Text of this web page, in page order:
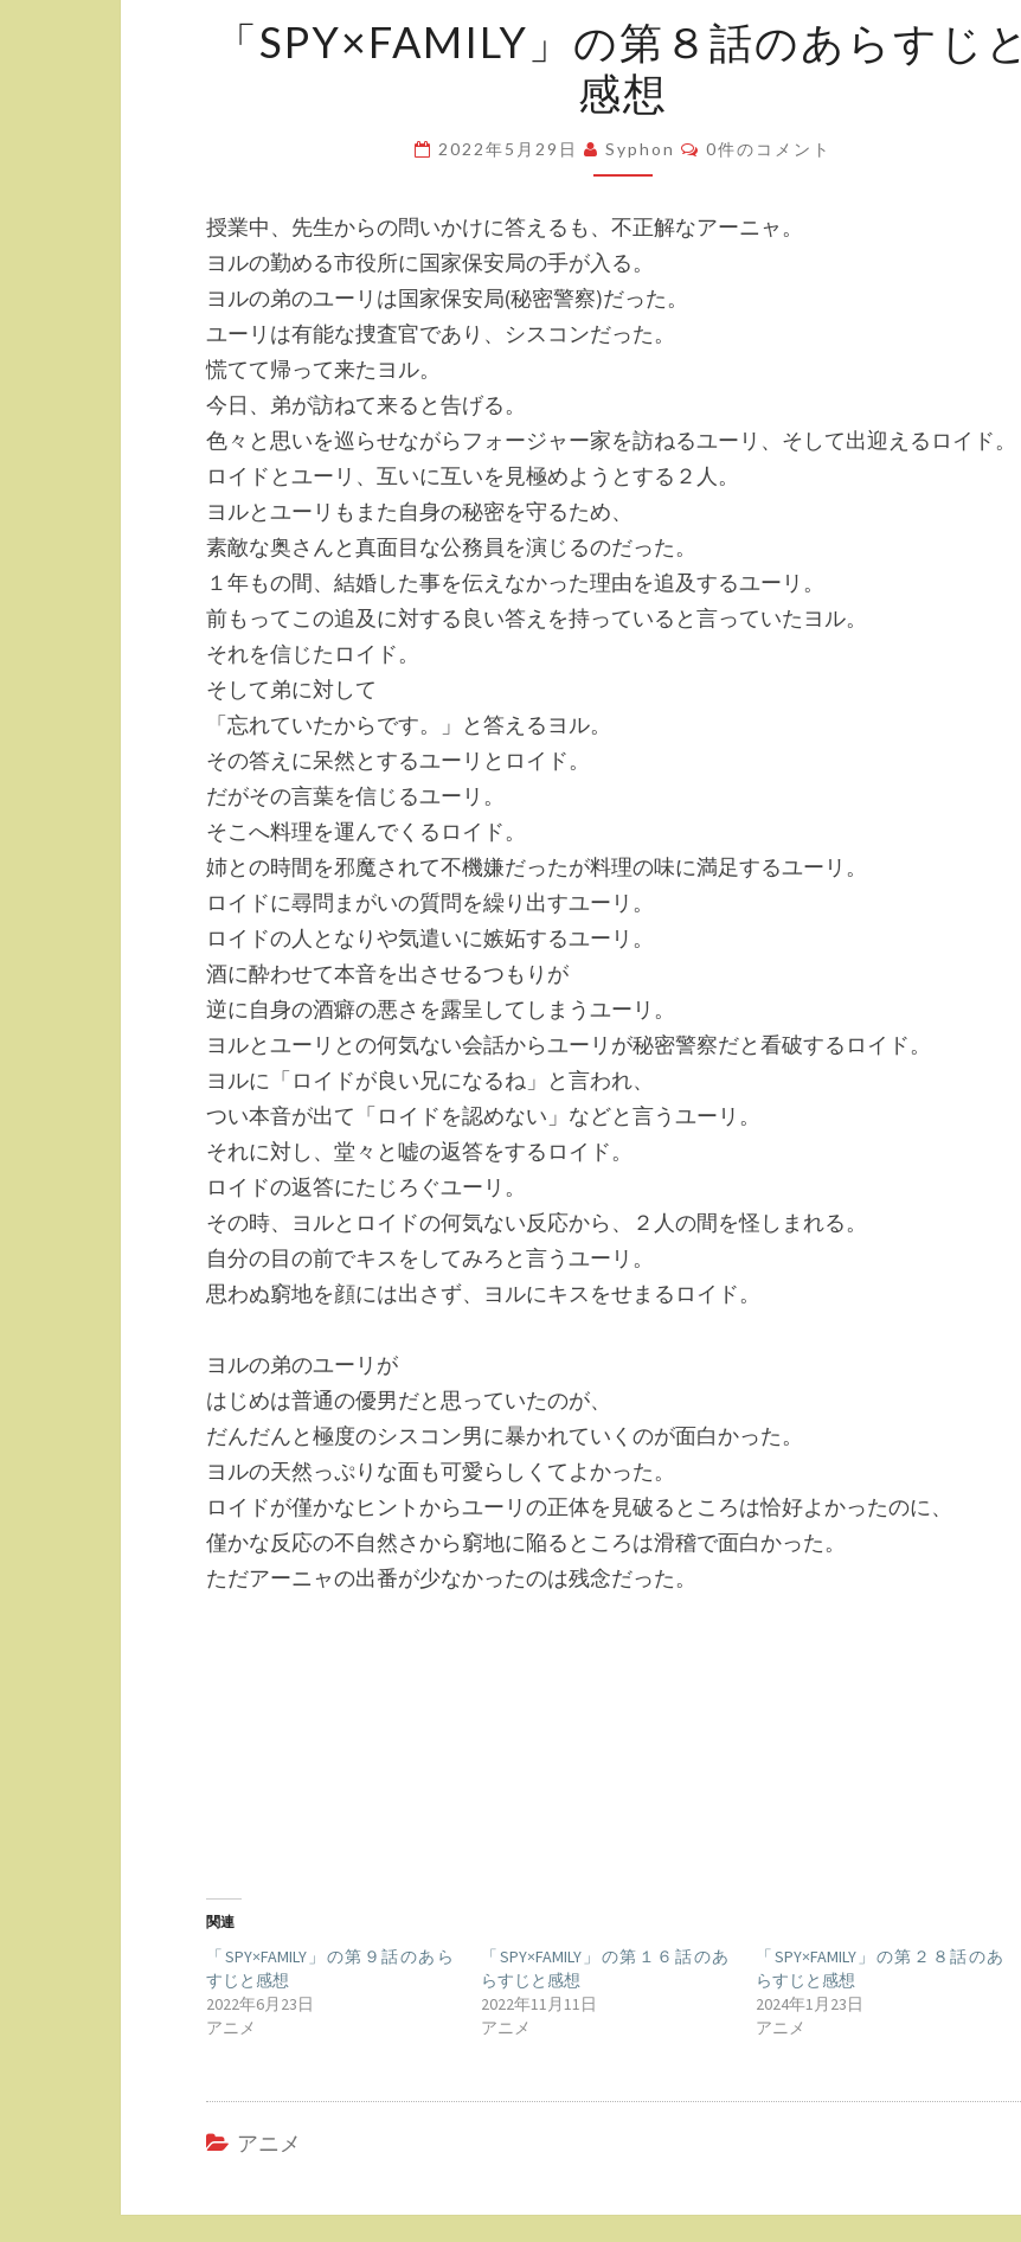
の
第
８
話
あ
ら
す
じ
想
「SPY×FAMILY」の第８話のあらすじと
感想
2022年5月29日 Syphon
コ
メ
0件のコメント
授業中、先生からの問いかけに答えるも、不正解なアーニャ。
ヨルの勤める市役所に国家保安局の手が入る。
ヨルの弟のユーリは国家保安局(秘密警察)だった。
ユーリは有能な捜査官であり、シスコンだった。
慌てて帰って来たヨル。
今日、弟が訪ねて来ると告げる。
色々と思いを巡らせながらフォージャー家を訪ねるユーリ、そして出迎えるロイド。
ロイドとユーリ、互いに互いを見極めようとする２人。
ヨルとユーリもまた自身の秘密を守るため、
素敵な奥さんと真面目な公務員を演じるのだった。
１年もの間、結婚した事を伝えなかった理由を追及するユーリ。
前もってこの追及に対する良い答えを持っていると言っていたヨル。
それを信じたロイド。
そして弟に対して
「忘れていたからです。」と答えるヨル。
その答えに呆然とするユーリとロイド。
だがその言葉を信じるユーリ。
そこへ料理を運んでくるロイド。
姉との時間を邪魔されて不機嫌だったが料理の味に満足するユーリ。
ロイドに尋問まがいの質問を繰り出すユーリ。
ロイドの人となりや気遣いに嫉妬するユーリ。
酒に酔わせて本音を出させるつもりが
逆に自身の酒癖の悪さを露呈してしまうユーリ。
ヨルとユーリとの何気ない会話からユーリが秘密警察だと看破するロイド。
ヨルに「ロイドが良い兄になるね」と言われ、
つい本音が出て「ロイドを認めない」などと言うユーリ。
それに対し、堂々と嘘の返答をするロイド。
ロイドの返答にたじろぐユーリ。
その時、ヨルとロイドの何気ない反応から、２人の間を怪しまれる。
自分の目の前でキスをしてみろと言うユーリ。
思わぬ窮地を顔には出さず、ヨルにキスをせまるロイド。
ヨルの弟のユーリが
はじめは普通の優男だと思っていたのが、
だんだんと極度のシスコン男に暴かれていくのが面白かった。
ヨルの天然っぷりな面も可愛らしくてよかった。
ロイドが僅かなヒントからユーリの正体を見破るところは恰好よかったのに、
僅かな反応の不自然さから窮地に陥るところは滑稽で面白かった。
ただアーニャの出番が少なかったのは残念だった。
関連
「SPY×FAMILY」の第９話のあら
すじと感想
2022年6月23日
アニメ
「SPY×FAMILY」の第１６話のあ
らすじと感想
2022年11月11日
アニメ
「SPY×FAMILY」の第２８話のあ
らすじと感想
2024年1月23日
アニメ
アニメ